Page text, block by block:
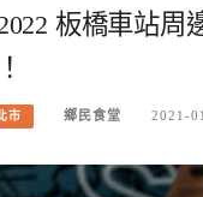
2022 板橋車站
市 鄉民食堂 2021-